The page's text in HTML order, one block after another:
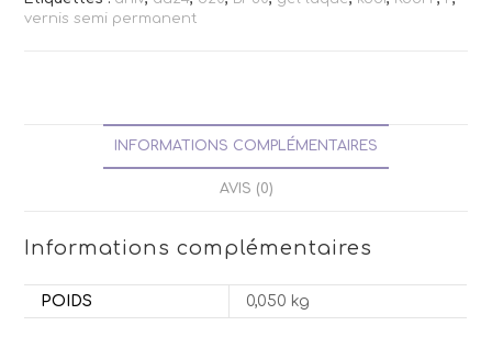
vernis semi permanent
INFORMATIONS COMPLÉMENTAIRES
AVIS (0)
Informations complémentaires
POIDS 0,050 kg